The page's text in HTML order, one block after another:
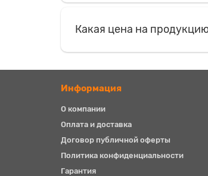
Какая цена на
Информация
О компании
Оплата и доставка
Договор публичной оферты
Политика конфиденциальности
Гарантия